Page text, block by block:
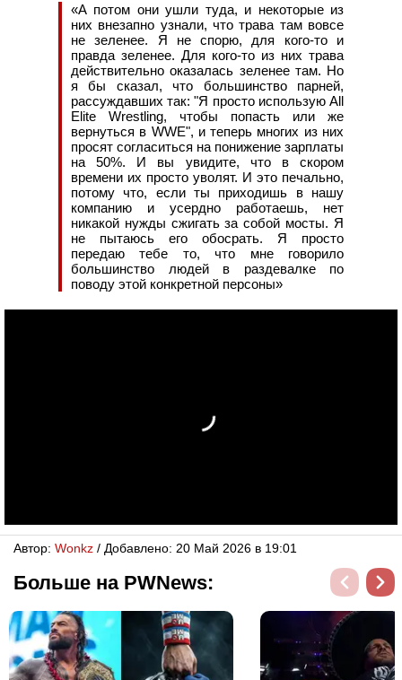
«А потом они ушли туда, и некоторые из
них внезапно узнали, что трава там вовсе
не зеленее. Я не спорю, для кого-то и
правда зеленее. Для кого-то из них трава
действительно оказалась зеленее там. Но
я бы сказал, что большинство парней,
рассуждавших так: "Я просто использую All
Elite Wrestling, чтобы попасть или же
вернуться в WWE", и теперь многих из них
просят согласиться на понижение зарплаты
на 50%. И вы увидите, что в скором
времени их просто уволят. И это печально,
потому что, если ты приходишь в нашу
компанию и усердно работаешь, нет
никакой нужды сжигать за собой мосты. Я
не пытаюсь его обосрать. Я просто
передаю тебе то, что мне говорило
большинство людей в раздевалке по
поводу этой конкретной персоны»
Автор: Wonkz / Добавлено: 20 Май 2026 в 19:01
Больше на PWNews: